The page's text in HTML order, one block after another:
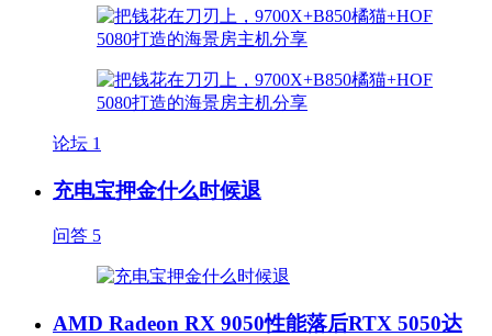
论坛 1
充电宝押金什么时候退
问答 5
AMD Radeon RX 9050性能落后RTX 5050达